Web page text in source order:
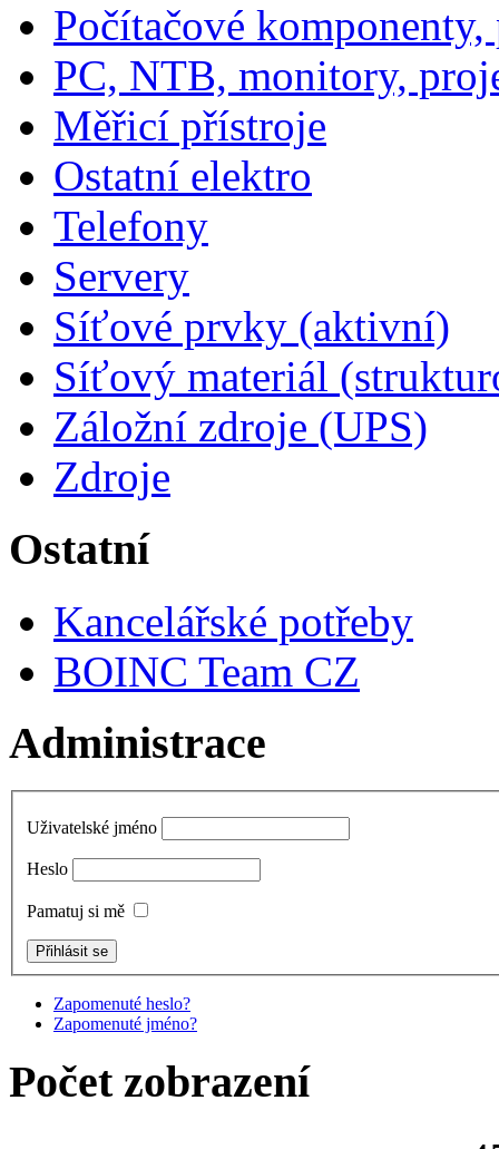
Počítačové
PC, NTB, monitory,
Měřicí přístroje
Ostatní elektro
Telefony
Servery
Síťové prvky (aktivní)
Síťový materiál
Záložní zdroje (UPS)
Zdroje
Ostatní
Kancelářské potřeby
BOINC Team CZ
Administrace
Uživatelské jméno
Heslo
Pamatuj si mě
Zapomenuté heslo?
Zapomenuté jméno?
Počet zobrazení